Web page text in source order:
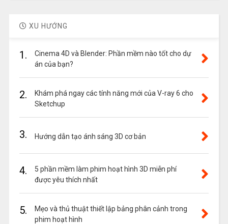
XU HƯỚNG
1.
Cinema 4D và Blender: Phần mềm nào tốt cho dự
án của bạn?
2.
Khám phá ngay các tính năng mới của V-ray 6 cho
Sketchup
3. Hướng dẫn tạo ánh sáng 3D cơ bản
4.
5 phần mềm làm phim hoạt hình 3D miễn phí
được yêu thích nhất
5.
Mẹo và thủ thuật thiết lập bảng phân cảnh trong
phim hoạt hình